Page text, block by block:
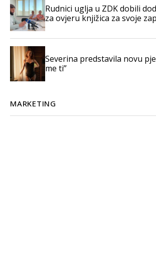
Rudnici uglja u ZDK dobili
za ovjeru knjižica za svoje
Severina predstavila novu
me ti”
MARKETING